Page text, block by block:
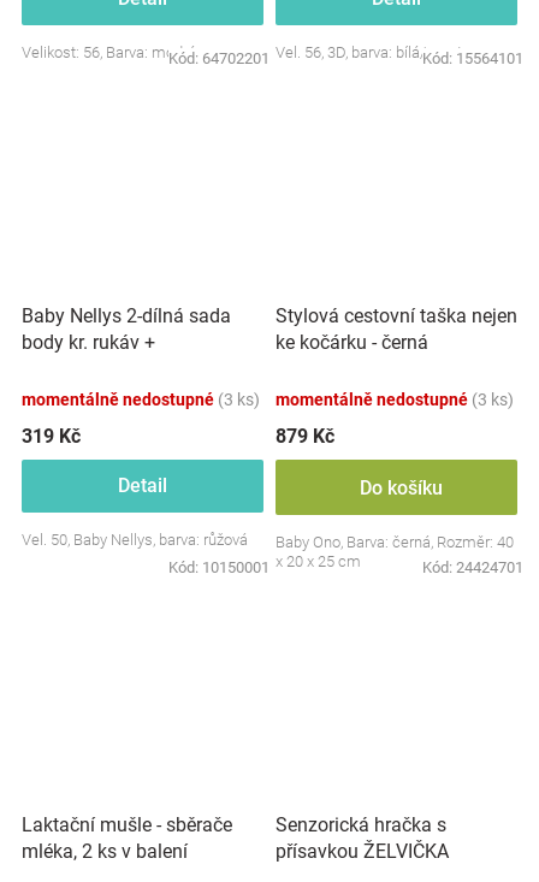
Velikost: 56, Barva: modrá
Kód: 64702201 Vel. 56, 3D, barva: bílá/smetana
Kód: 15564101
Baby Nellys 2-dílná sada
body kr. rukáv +
Little Star
momentálně nedostupné (3 ks)
319 Kč
Detail
Vel. 50, Baby Nellys, barva: růžová
Kód: 10150001
Stylová cestovní taška nejen
ke kočárku - černá
momentálně nedostupné (3 ks)
879 Kč
Do košíku
Baby Ono, Barva: černá, Rozměr: 40
x 20 x 25 cm
Kód: 24424701
Laktační mušle - sběrače
mléka, 2 ks v balení
Senzorická hračka s
přísavkou ŽELVIČKA